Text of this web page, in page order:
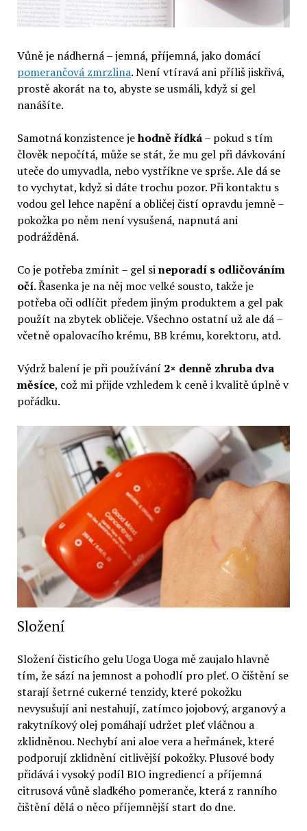
Vůně je nádherná – jemná, příjemná, jako domácí
pomerančová zmrzlina. Není vtíravá ani příliš jiskřivá,
prostě akorát na to, abyste se usmáli, když si gel
nanášíte.
Samotná konzistence jehodně řídká– pokud s tím
člověk nepočítá, může se stát, že mu gel při dávkování
uteče do umyvadla, nebo vystříkne ve sprše. Ale dá se
to vychytat, když si dáte trochu pozor. Při kontaktu s
vodou gel lehce napění a obličej čistí opravdu jemně –
pokožka po něm není vysušená, napnutá ani
podrážděná.
Co je potřeba zmínit – gel sineporadí s odličováním
očí. Řasenka je na něj moc velké sousto, takže je
potřeba oči odlíčit předem jiným produktem a gel pak
použít na zbytek obličeje. Všechno ostatní už ale dá –
včetně opalovacího krému, BB krému, korektoru, atd.
Výdrž balení je při používání 2× denně zhruba dva
měsíce, což mi přijde vzhledem k ceně i kvalitě úplně v
pořádku.
Složení
Složení čisticího gelu Uoga Uoga mě zaujalo hlavně
tím, že sází na jemnost a pohodlí pro pleť. O čištění se
starají šetrné cukerné tenzidy, které pokožku
nevysušují ani nestahují, zatímco jojobový, arganový a
rakytníkový olej pomáhají udržet pleť vláčnou a
zklidněnou. Nechybí ani aloe vera a heřmánek, které
podporují zklidnění citlivější pokožky. Plusové body
přidává i vysoký podíl BIO ingrediencí a příjemná
citrusová vůně sladkého pomeranče, která z ranního
čištění dělá o něco příjemnější start do dne.